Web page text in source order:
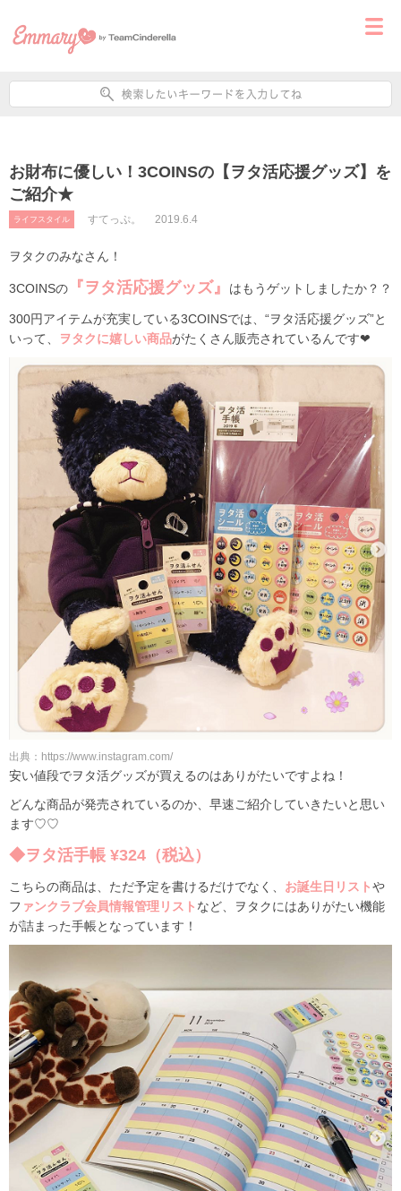
お財布に優しい！3COINSの【ヲタ活応援グッズ】を
ご紹介★
ライフスタイル すてっぷ。 2019.6.4
ヲタクのみなさん！
3COINSの 『ヲタ活応援グッズ』 はもうゲットしましたか？？
300円アイテムが充実している3COINSでは、“ヲタ活応援グッズ”と
いって、
ヲタクに嬉しい商品がたくさん販売されているんです❤
出典：https://www.instagram.com/
安い値段でヲタ活グッズが買えるのはありがたいですよね！
どんな商品が発売されているのか、早速ご紹介していきたいと思い
ます♡♡
◆ヲタ活手帳 ¥324（税込）
こちらの商品は、ただ予定を書けるだけでなく、 お誕生日リストや
フ ァンクラブ会員情報管理リスト など、ヲタクにはありがたい機能
が詰まった手帳となっています！